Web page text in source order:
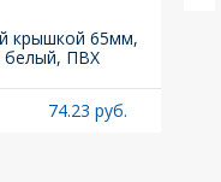
крышкой 65мм,
белый, ПВХ
74.23 руб.